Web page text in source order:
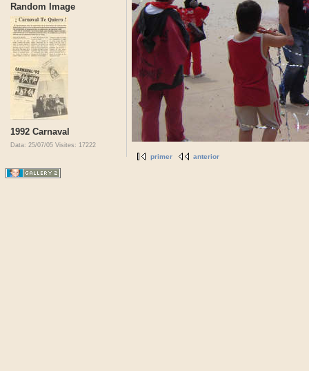
Random Image
1992 Carnaval
Data: 25/07/05 Visites: 17222
primer anterior